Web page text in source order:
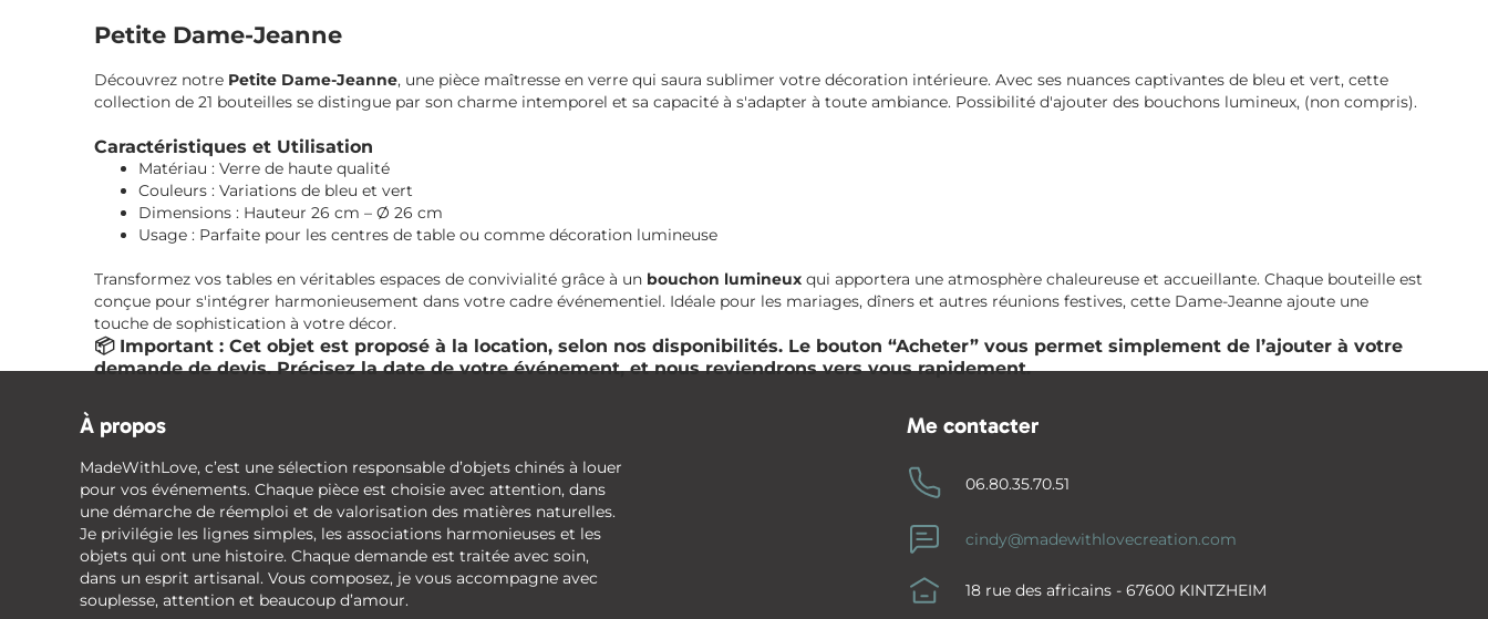
À propos
MadeWithLove, c’est une sélection responsable d’objets chinés à louer
pour vos événements. Chaque pièce est choisie avec attention, dans
une démarche de réemploi et de valorisation des matières naturelles.
Je privilégie les lignes simples, les associations harmonieuses et les
objets qui ont une histoire. Chaque demande est traitée avec soin,
dans un esprit artisanal. Vous composez, je vous accompagne avec
souplesse, attention et beaucoup d’amour.
Me contacter
06.80.35.70.51
cindy@madewithlovecreation.com
18 rue des africains - 67600 KINTZHEIM
Petite Dame-Jeanne
Découvrez notre Petite Dame-Jeanne, une pièce maîtresse en verre qui saura sublimer votre décoration intérieure. Avec ses nuances captivantes de bleu et vert, cette
collection de 21 bouteilles se distingue par son charme intemporel et sa capacité à s'adapter à toute ambiance. Possibilité d'ajouter des bouchons lumineux, (non compris).
Caractéristiques et Utilisation
Matériau : Verre de haute qualité
Couleurs : Variations de bleu et vert
Dimensions : Hauteur 26 cm – Ø 26 cm
Usage : Parfaite pour les centres de table ou comme décoration lumineuse
Transformez vos tables en véritables espaces de convivialité grâce à un bouchon lumineux qui apportera une atmosphère chaleureuse et accueillante. Chaque bouteille est
conçue pour s'intégrer harmonieusement dans votre cadre événementiel. Idéale pour les mariages, dîners et autres réunions festives, cette Dame-Jeanne ajoute une
touche de sophistication à votre décor.
📦 Important : Cet objet est proposé à la location, selon nos disponibilités. Le bouton “Acheter” vous permet simplement de l’ajouter à votre
demande de devis. Précisez la date de votre événement, et nous reviendrons vers vous rapidement.